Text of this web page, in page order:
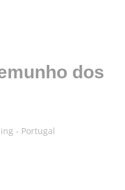
dos
- Portugal